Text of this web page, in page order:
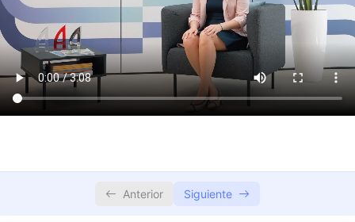
Lección 1
Cambios en el comportamiento del
consumidor y regulaciones
Estrategias digitales 0/1
Medición, KPIs y optimización
Anterior Siguiente